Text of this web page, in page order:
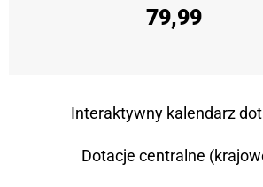
79,99
Interaktywny kalendarz
Dotacje centralne